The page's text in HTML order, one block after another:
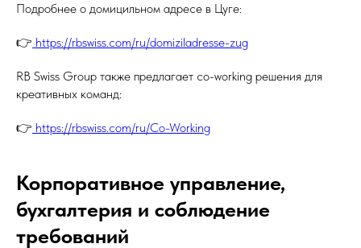
Подробнее о домицильном адресе в Цуге:
👉 https://rbswiss.com/ru/domiziladresse-zug
RB Swiss Group также предлагает co-working решения для
креативных команд:
👉 https://rbswiss.com/ru/Co-Working
Корпоративное управление,
бухгалтерия и соблюдение
требований